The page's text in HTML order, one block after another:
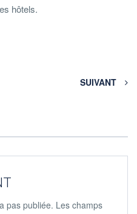
hôtels.
SUIVANT
pas publiée. Les champs